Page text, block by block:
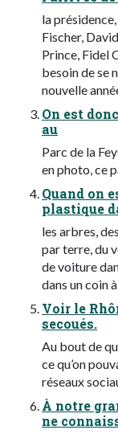
la
Fischer,
Prince, Fidel
besoin de se
nouvelle
On est
au
Parc de la
en photo, ce
Quand on
plastique
les arbres,
par terre, du
de voiture
dans un coin
Voir le
secoués.
Au bout de
ce qu’on
réseaux
À notre
ne